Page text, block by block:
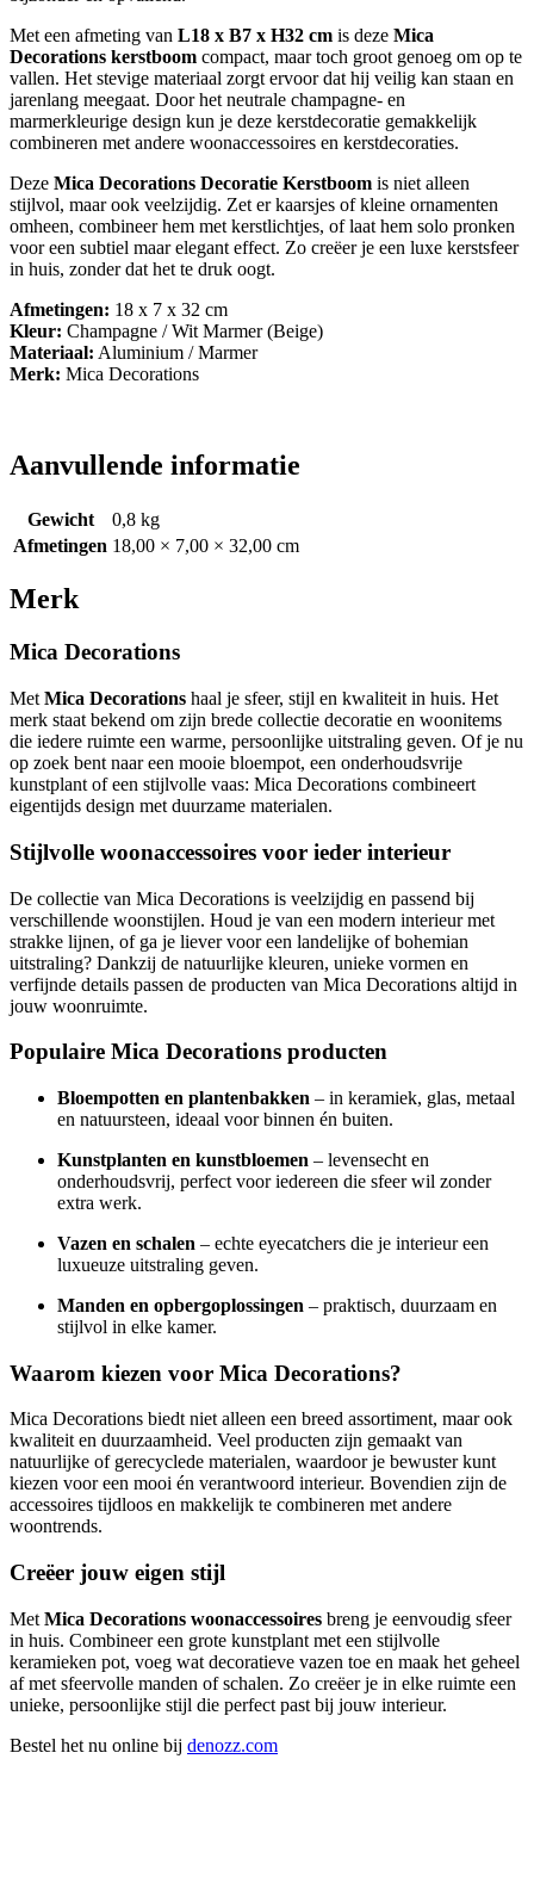
Met een afmeting van L18 x B7 x H32 cm is deze Mica
Decorations kerstboom compact, maar toch groot genoeg om op te
vallen. Het stevige materiaal zorgt ervoor dat hij veilig kan staan en
jarenlang meegaat. Door het neutrale champagne- en
marmerkleurige design kun je deze kerstdecoratie gemakkelijk
combineren met andere woonaccessoires en kerstdecoraties.
Deze Mica Decorations Decoratie Kerstboom is niet alleen
stijlvol, maar ook veelzijdig. Zet er kaarsjes of kleine ornamenten
omheen, combineer hem met kerstlichtjes, of laat hem solo pronken
voor een subtiel maar elegant effect. Zo creëer je een luxe kerstsfeer
in huis, zonder dat het te druk oogt.
Afmetingen: 18 x 7 x 32 cm
Kleur: Champagne / Wit Marmer (Beige)
Materiaal: Aluminium / Marmer
Merk: Mica Decorations
Aanvullende informatie
Gewicht
0,8 kg
Afmetingen 18,00 × 7,00 × 32,00 cm
Merk
Mica Decorations
Met Mica Decorations haal je sfeer, stijl en kwaliteit in huis. Het
merk staat bekend om zijn brede collectie decoratie en woonitems
die iedere ruimte een warme, persoonlijke uitstraling geven. Of je nu
op zoek bent naar een mooie bloempot, een onderhoudsvrije
kunstplant of een stijlvolle vaas: Mica Decorations combineert
eigentijds design met duurzame materialen.
Stijlvolle woonaccessoires voor ieder interieur
De collectie van Mica Decorations is veelzijdig en passend bij
verschillende woonstijlen. Houd je van een modern interieur met
strakke lijnen, of ga je liever voor een landelijke of bohemian
uitstraling? Dankzij de natuurlijke kleuren, unieke vormen en
verfijnde details passen de producten van Mica Decorations altijd in
jouw woonruimte.
Populaire Mica Decorations producten
Bloempotten en plantenbakken – in keramiek, glas, metaal
en natuursteen, ideaal voor binnen én buiten.
Kunstplanten en kunstbloemen – levensecht en
onderhoudsvrij, perfect voor iedereen die sfeer wil zonder
extra werk.
Vazen en schalen – echte eyecatchers die je interieur een
luxueuze uitstraling geven.
Manden en opbergoplossingen – praktisch, duurzaam en
stijlvol in elke kamer.
Waarom kiezen voor Mica Decorations?
Mica Decorations biedt niet alleen een breed assortiment, maar ook
kwaliteit en duurzaamheid. Veel producten zijn gemaakt van
natuurlijke of gerecyclede materialen, waardoor je bewuster kunt
kiezen voor een mooi én verantwoord interieur. Bovendien zijn de
accessoires tijdloos en makkelijk te combineren met andere
woontrends.
Creëer jouw eigen stijl
Met Mica Decorations woonaccessoires breng je eenvoudig sfeer
in huis. Combineer een grote kunstplant met een stijlvolle
keramieken pot, voeg wat decoratieve vazen toe en maak het geheel
af met sfeervolle manden of schalen. Zo creëer je in elke ruimte een
unieke, persoonlijke stijl die perfect past bij jouw interieur.
Bestel het nu online bij denozz.com